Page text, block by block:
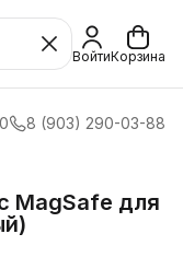
ВойтиКорзина
8 (903) 290-03-88
MagSafe для